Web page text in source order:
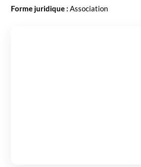
Forme juridique : Asso­ci­a­tion